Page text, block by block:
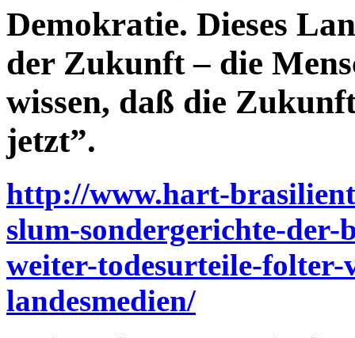
Demokratie. Dieses
der Zukunft – die
wissen, daß die
jetzt”.
http://www.hart-
slum-sondergerichte-
weiter-todesurteile-
landesmedien/